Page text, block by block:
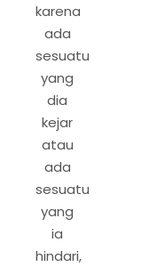
karena
ada
sesuatu
yang
dia
kejar
atau
ada
sesuatu
yang
ia
hindari,